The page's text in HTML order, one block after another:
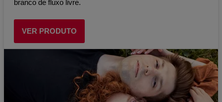
branco de fluxo livre.
VER PRODUTO